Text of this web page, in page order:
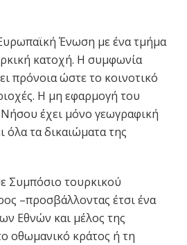
Ένωση με ένα τμήμα
κατοχή. Η συμφωνία
πρόνοια ώστε το κοινοτικό
Η μη εφαρμογή του
έχει μόνο γεωγραφική
όλα τα δικαιώματα της
Συμπόσιο τουρκικού
–προσβάλλοντας έτσι ένα
Εθνών και μέλος της
οθωμανικό κράτος ή τη